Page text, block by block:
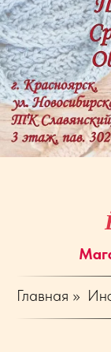
Главная »